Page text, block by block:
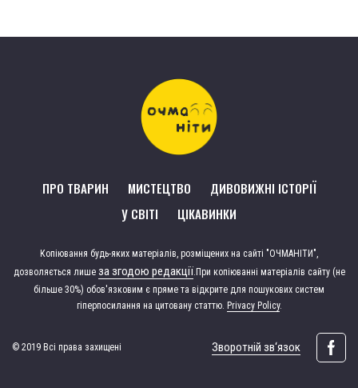
ПРО ТВАРИН МИСТЕЦТВО
ДИВОВИЖНІ ІСТОРІЇ
У СВІТІ
ЦІКАВИНКИ
Зворотній зв‘язок
Копіювання будь-яких матеріалів, розміщених на сайті "ОЧМАНІТИ",
дозволяється лише за згодою редакції При копіюванні матеріалів сайту (не
більше 30%) обов'язковим є пряме та відкрите для пошукових систем
гіперпосилання на цитовану статтю. Privacy Policy.
© 2019 Всі права захищені